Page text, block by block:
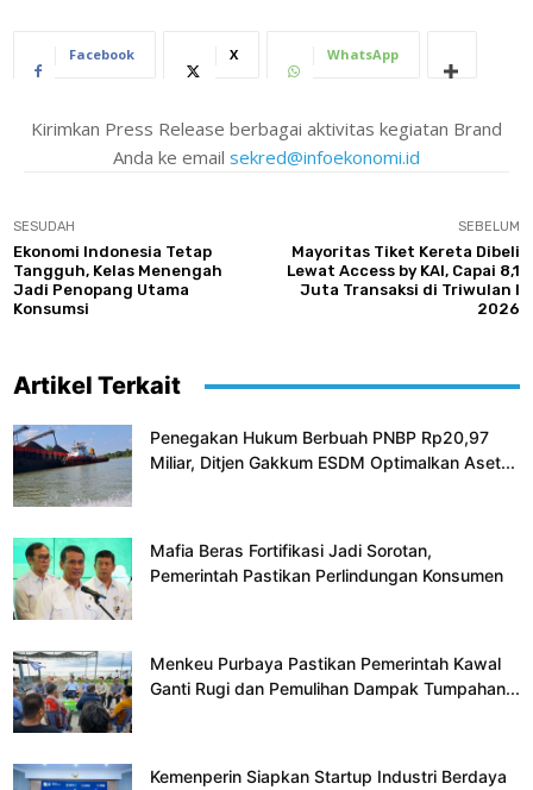
Facebook X WhatsApp
Kirimkan Press Release berbagai aktivitas kegiatan Brand
Anda ke email sekred@infoekonomi.id
SESUDAH
Ekonomi Indonesia Tetap
Tangguh, Kelas Menengah
Jadi Penopang Utama
Konsumsi
SEBELUM
Mayoritas Tiket Kereta Dibeli
Lewat Access by KAI, Capai 8,1
Juta Transaksi di Triwulan I
2026
Artikel Terkait
Penegakan Hukum Berbuah PNBP Rp20,97
Miliar, Ditjen Gakkum ESDM Optimalkan Aset...
Mafia Beras Fortifikasi Jadi Sorotan,
Pemerintah Pastikan Perlindungan Konsumen
Menkeu Purbaya Pastikan Pemerintah Kawal
Ganti Rugi dan Pemulihan Dampak Tumpahan...
Kemenperin Siapkan Startup Industri Berdaya